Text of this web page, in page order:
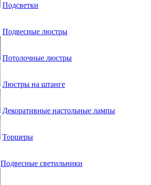
Подсветки
Подвесные люстры
Потолочные люстры
Люстры на штанге
Декоративные настольные лампы
Торшеры
Подвесные светильники